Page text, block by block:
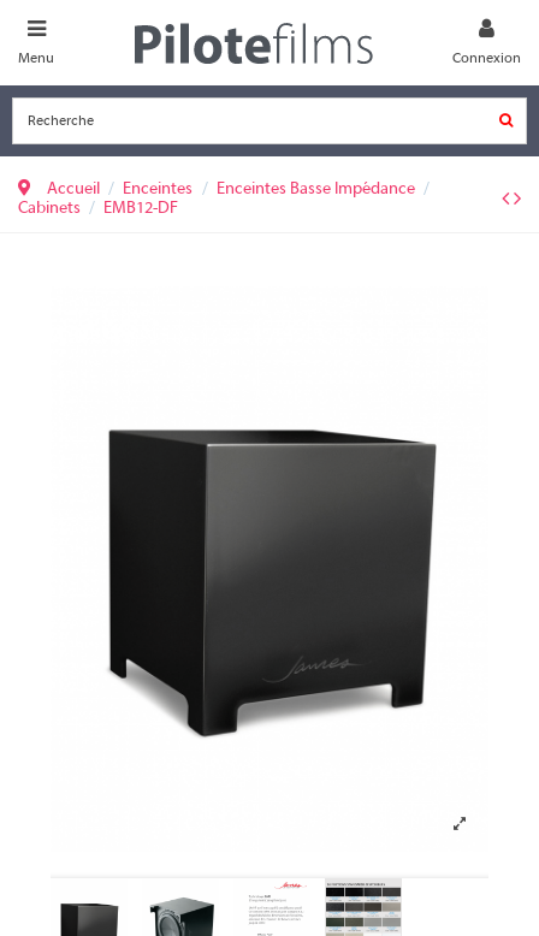
Menu Connexion
Accueil Enceintes
Enceintes Basse Impédance
Cabinets
EMB12-DF